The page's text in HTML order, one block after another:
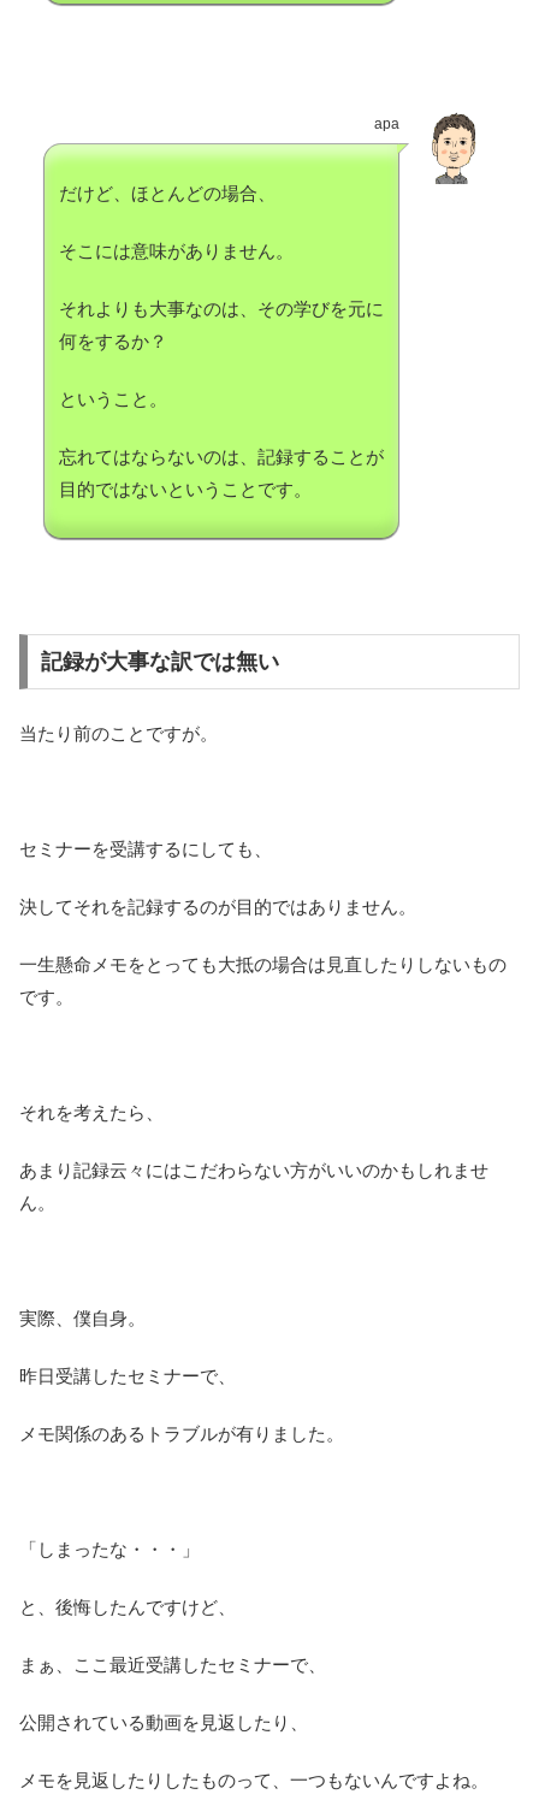
apa
だけど、ほとんどの場合、
そこには意味がありません。
それよりも大事なのは、その学びを元に
何をするか？
ということ。
忘れてはならないのは、記録することが
目的ではないということです。
記録が大事な訳では無い
当たり前のことですが。
セミナーを受講するにしても、
決してそれを記録するのが目的ではありません。
一生懸命メモをとっても大抵の場合は見直したりしないもの
です。
それを考えたら、
あまり記録云々にはこだわらない方がいいのかもしれませ
ん。
実際、僕自身。
昨日受講したセミナーで、
メモ関係のあるトラブルが有りました。
「しまったな・・・」
と、後悔したんですけど、
まぁ、ここ最近受講したセミナーで、
公開されている動画を見返したり、
メモを見返したりしたものって、一つもないんですよね。